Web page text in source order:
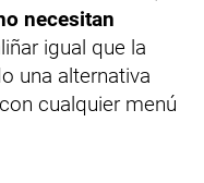
necesitan
igual que la
una alternativa
cualquier menú